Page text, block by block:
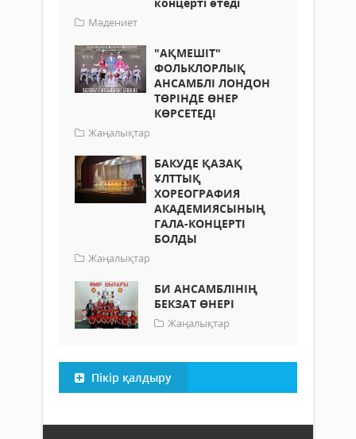
Мәдениет
"АҚМЕШІТ"
ФОЛЬКЛОРЛЫҚ
АНСАМБЛІ ЛОНДОН
ТӨРІНДЕ ӨНЕР
КӨРСЕТЕДІ
Жаңалықтар
БАКУДЕ ҚАЗАҚ
ҰЛТТЫҚ
ХОРЕОГРАФИЯ
АКАДЕМИЯСЫНЫҢ
ГАЛА-КОНЦЕРТІ
БОЛДЫ
Жаңалықтар
БИ АНСАМБЛІНІҢ
БЕКЗАТ ӨНЕРІ
Жаңалықтар
Пікір қалдыру